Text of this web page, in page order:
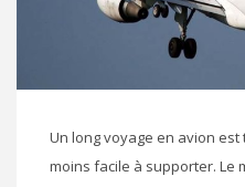
Un long voyage en avion
moins facile à supporter. Le